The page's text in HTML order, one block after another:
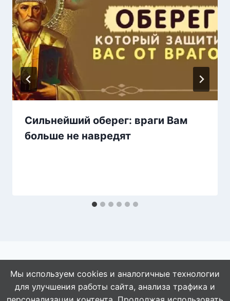
Сильнейший оберег: враги Вам
больше не навредят
© 2026 АбАлдеть!
Мы используем cookies и аналогичные технологии
для улучшения работы сайта, анализа трафика и